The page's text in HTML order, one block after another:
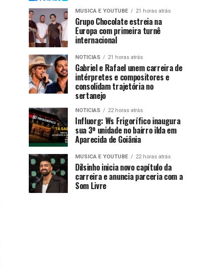
MUSICA E YOUTUBE 21 horas atrás
Grupo Chocolate estreia na
Europa com primeira turnê
internacional
NOTICIAS 21 horas atrás
Gabriel e Rafael unem carreira de
intérpretes e compositores e
consolidam trajetória no
sertanejo
NOTICIAS 22 horas atrás
Influorg: Ws Frigorífico inaugura
sua 3º unidade no bairro ilda em
Aparecida de Goiânia
MUSICA E YOUTUBE 22 horas atrás
Dilsinho inicia novo capítulo da
carreira e anuncia parceria com a
Som Livre